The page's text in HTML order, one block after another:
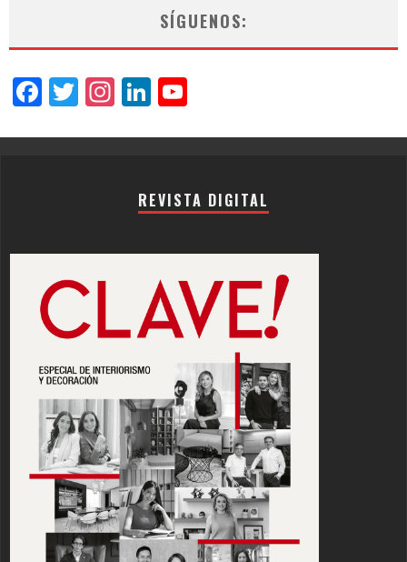
SÍGUENOS:
Facebook
Twitter
Instagram
LinkedIn
REVISTA DIGITAL